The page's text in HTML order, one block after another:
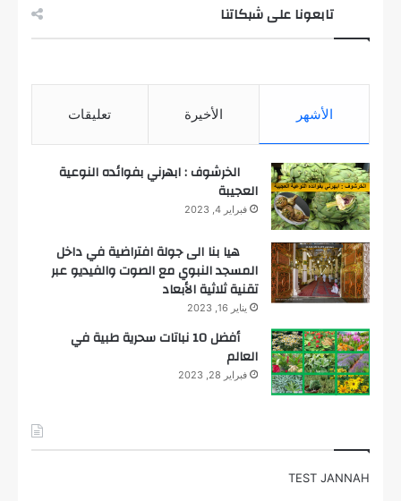
تابعونا على شبكاتنا
الأشهر الأخيرة تعليقات
الخرشوف : ابهرني بفوائده النوعية
العجيبة
فبراير 4, 2023
هيا بنا الى جولة افتراضية في داخل
المسجد النبوي مع الصوت والفيديو عبر
تقنية ثلاثية الأبعاد
يناير 16, 2023
أفضل 10 نباتات سحرية طبية في
العالم
فبراير 28, 2023
TEST JANNAH